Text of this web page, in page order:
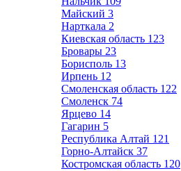
Майский 3
Нарткала 2
Киевская область 123
Бровары 23
Борисполь 13
Ирпень 12
Смоленская область 122
Смоленск 74
Ярцево 14
Гагарин 5
Республика Алтай 121
Горно-Алтайск 37
Костромская область 120